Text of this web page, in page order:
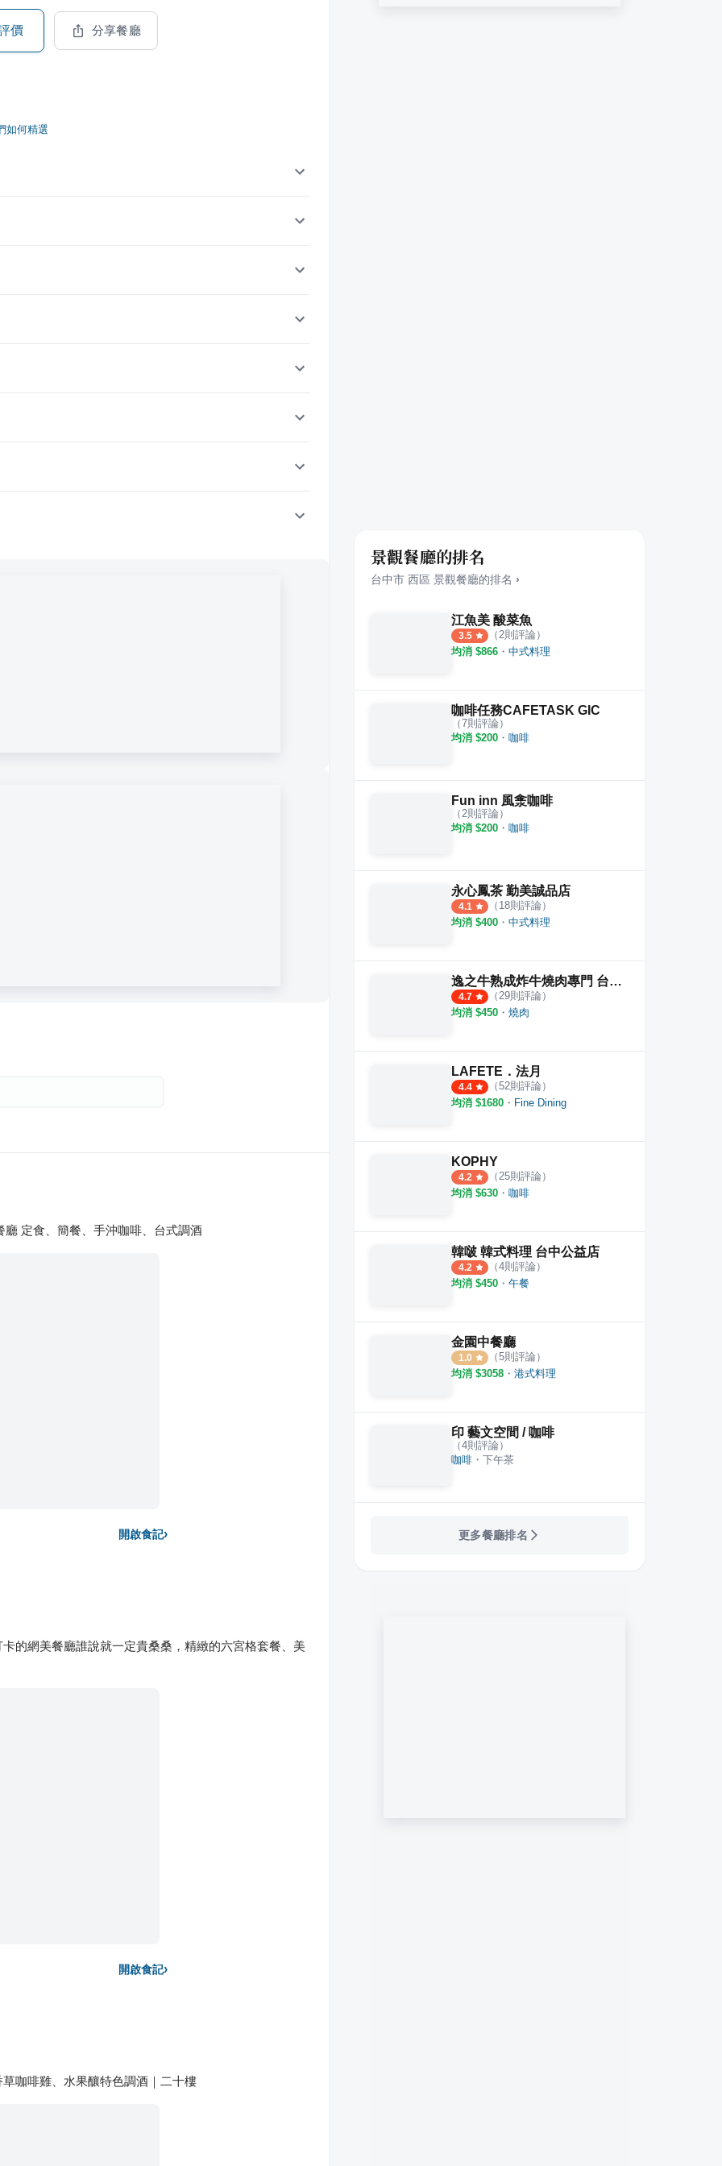
價 分享餐廳
如何精選
定食、簡餐、手沖咖啡、台式調酒
開啟食記›
的網美餐廳誰說就一定貴桑桑，精緻的六宮格套餐、美
開啟食記›
咖啡雞、水果釀特色調酒｜二十樓
景觀餐廳的排名
台中市 西區 景觀餐廳的排名 ›
江魚美 酸菜魚
3.5 （2則評論）
均消 $866 ・ 中式料理
咖啡任務CAFETASK GIC
（7則評論）
均消 $200 ・ 咖啡
Fun inn 風淾咖啡
（ 2則評論）
均消 $200 ・ 咖啡
永心鳳茶 勤美誠品店
4.1 （ 18則評論）
均消 $400 ・ 中式料理
逸之牛熟成炸牛燒肉專門 台中精誠店
4.7 （29則評論）
均消 $450 ・ 燒肉
LAFETE．法月
4.4 （52則評論）
均消 $1680 ・ Fine Dining
KOPHY
4.2 （25則評論）
均消 $630 ・ 咖啡
韓啵 韓式料理 台中公益店
4.2 （4則評論）
均消 $450 ・ 午餐
金園中餐廳
1.0 （5則評論）
均消 $3058 ・ 港式料理
印 藝文空間 / 咖啡
（4則評論）
咖啡 ・ 下午茶
更多餐廳排名